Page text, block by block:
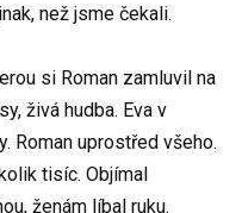
než jsme čekali.
si Roman zamluvil na
živá hudba. Eva v
Roman uprostřed všeho.
tisíc. Objímal
ženám líbal ruku.